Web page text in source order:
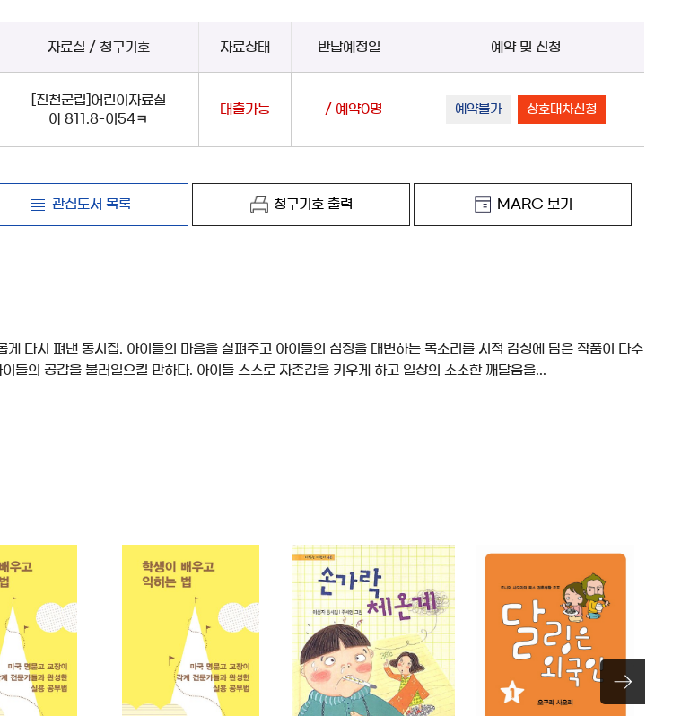
자료실 / 청구기호 자료상태 반납예정일 예약 및 신청
[진천군립]어린이자료실
아 811.8-이54ㅋ
대출가능 - / 예약0명 예약불가 상호대차신청
관심도서 목록 청구기호 출력 MARC 보기
게 다시 펴낸 동시집. 아이들의 마음을 살펴주고 아이들의 심정을 대변하는 목소리를 시적 감성에 담은 작품이 다수
들의 공감을 불러일으킬 만하다. 아이들 스스로 자존감을 키우게 하고 일상의 소소한 깨달음을...